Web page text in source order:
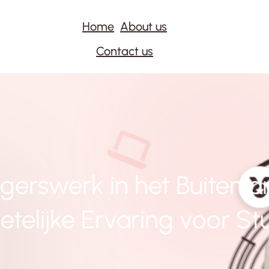
Home About us
Contact us
in het
Ervaring voor